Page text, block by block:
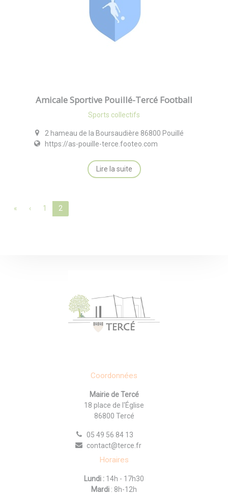
Amicale Sportive Pouillé-Tercé Football
Sports collectifs
2 hameau de la Boursaudière 86800 Pouillé
https://as-pouille-terce.footeo.com
Lire la suite
« ‹ 1 2
Coordonnées
Mairie de Tercé
18 place de l'Église
86800 Tercé
05 49 56 84 13
contact@terce.fr
Horaires
Lundi : 14h - 17h30
Mardi : 8h-12h